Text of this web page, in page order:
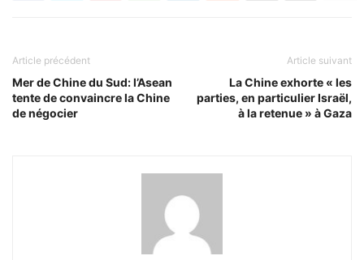
Article précédent
Mer de Chine du Sud: l’Asean
tente de convaincre la Chine
de négocier
Article suivant
La Chine exhorte « les
parties, en particulier Israël,
à la retenue » à Gaza